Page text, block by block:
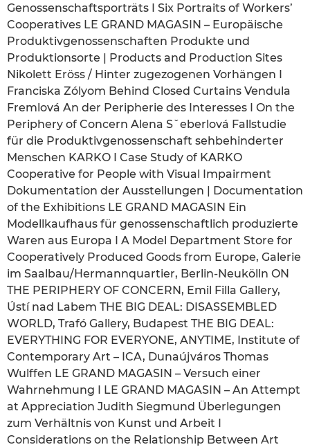
Genossenschaftsporträts I Six Portraits of Workers’
Cooperatives LE GRAND MAGASIN – Europäische
Produktivgenossenschaften Produkte und
Produktionsorte | Products and Production Sites
Nikolett Eröss / Hinter zugezogenen Vorhängen I
Franciska Zólyom Behind Closed Curtains Vendula
Fremlová An der Peripherie des Interesses I On the
Periphery of Concern Alena Sˇeberlová Fallstudie
für die Produktivgenossenschaft sehbehinderter
Menschen KARKO I Case Study of KARKO
Cooperative for People with Visual Impairment
Dokumentation der Ausstellungen | Documentation
of the Exhibitions LE GRAND MAGASIN Ein
Modellkaufhaus für genossenschaftlich produzierte
Waren aus Europa I A Model Department Store for
Cooperatively Produced Goods from Europe, Galerie
im Saalbau/Hermannquartier, Berlin-Neukölln ON
THE PERIPHERY OF CONCERN, Emil Filla Gallery,
Ústí nad Labem THE BIG DEAL: DISASSEMBLED
WORLD, Trafó Gallery, Budapest THE BIG DEAL:
EVERYTHING FOR EVERYONE, ANYTIME, Institute of
Contemporary Art – ICA, Dunaújváros Thomas
Wulffen LE GRAND MAGASIN – Versuch einer
Wahrnehmung I LE GRAND MAGASIN – An Attempt
at Appreciation Judith Siegmund Überlegungen
zum Verhältnis von Kunst und Arbeit I
Considerations on the Relationship Between Art